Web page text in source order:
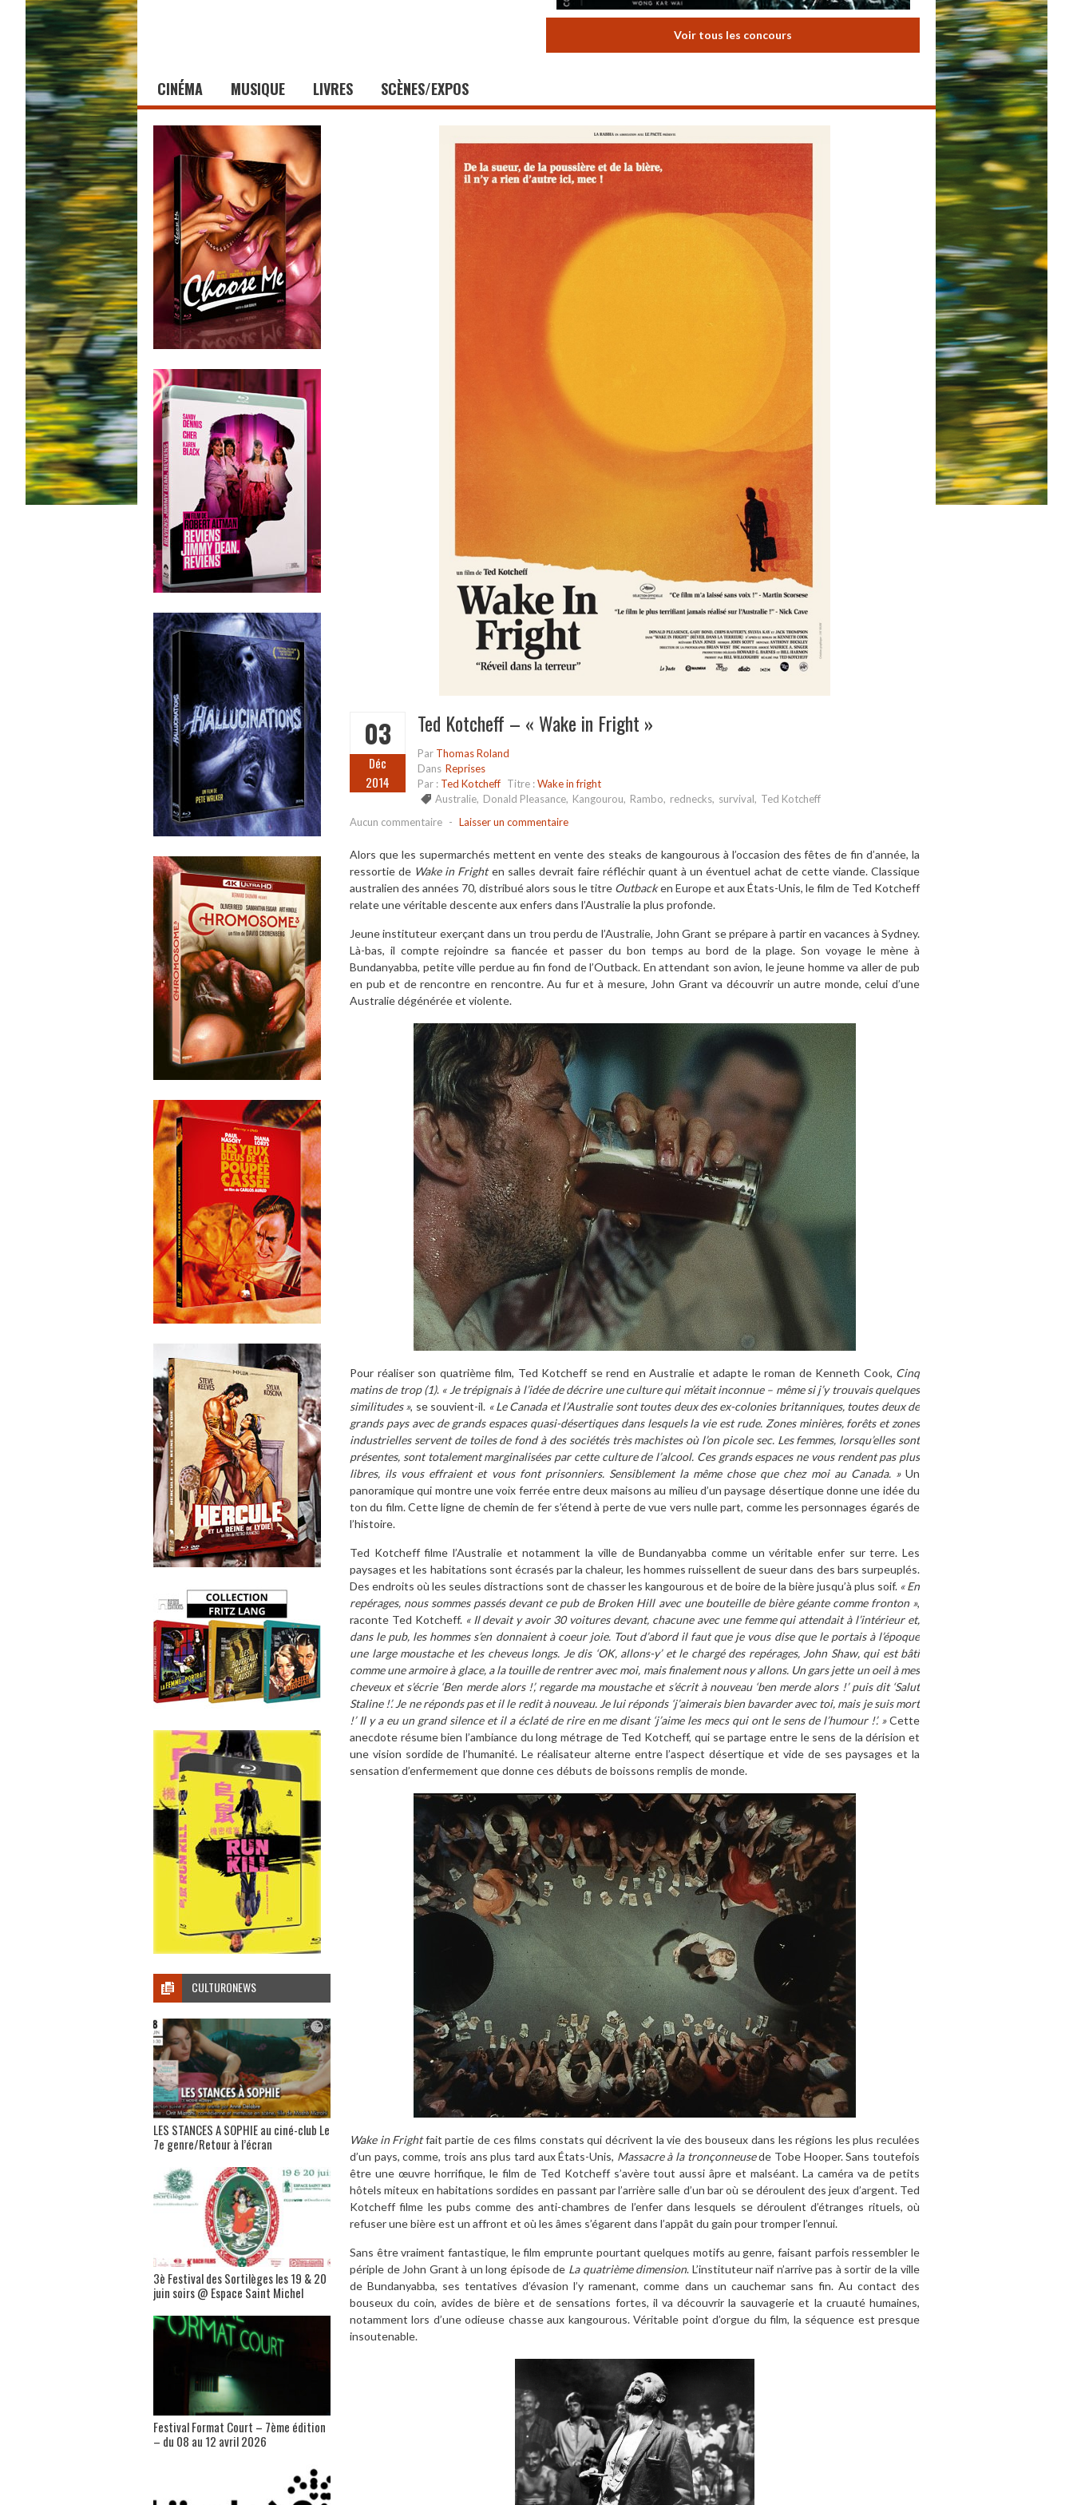
Voir tous les concours
CINÉMA MUSIQUE LIVRES SCÈNES/EXPOS
03
Déc
2014
Ted Kotcheff – « Wake in Fright »
Par Thomas Roland
Dans Reprises
Par : Ted Kotcheff Titre :Wake in fright
Australie, Donald Pleasance, Kangourou, Rambo, rednecks, survival, Ted Kotcheff
Aucun commentaire - Laisser un commentaire
Alors que les supermarchés mettent en vente des steaks de kangourous à l’occasion des fêtes de fin d’année, la
ressortie de Wake in Frighten salles devrait faire réfléchir quant à un éventuel achat de cette viande. Classique
australien des années 70, distribué alors sous le titre Outbacken Europe et aux États-Unis, le film de Ted Kotcheff
relate une véritable descente aux enfers dans l’Australie la plus profonde.
Jeune instituteur exerçant dans un trou perdu de l’Australie, John Grant se prépare à partir en vacances à Sydney.
Là-bas, il compte rejoindre sa fiancée et passer du bon temps au bord de la plage. Son voyage le mène à
Bundanyabba, petite ville perdue au fin fond de l’Outback. En attendant son avion, le jeune homme va aller de pub
en pub et de rencontre en rencontre. Au fur et à mesure, John Grant va découvrir un autre monde, celui d’une
Australie dégénérée et violente.
Pour réaliser son quatrième film, Ted Kotcheff se rend en Australie et adapte le roman de Kenneth Cook, Cinq
matins de trop (1). « Je trépignais à l’idée de décrire une culture qui m’était inconnue – même si j’y trouvais quelques
similitudes », se souvient-il. « Le Canada et l’Australie sont toutes deux des ex-colonies britanniques, toutes deux de
grands pays avec de grands espaces quasi-désertiques dans lesquels la vie est rude. Zones minières, forêts et zones
industrielles servent de toiles de fond à des sociétés très machistes où l’on picole sec. Les femmes, lorsqu’elles sont
présentes, sont totalement marginalisées par cette culture de l’alcool. Ces grands espaces ne vous rendent pas plus
libres, ils vous effraient et vous font prisonniers. Sensiblement la même chose que chez moi au Canada. »Un
panoramique qui montre une voix ferrée entre deux maisons au milieu d’un paysage désertique donne une idée du
ton du film. Cette ligne de chemin de fer s’étend à perte de vue vers nulle part, comme les personnages égarés de
l’histoire.
Ted Kotcheff filme l’Australie et notamment la ville de Bundanyabba comme un véritable enfer sur terre. Les
paysages et les habitations sont écrasés par la chaleur, les hommes ruissellent de sueur dans des bars surpeuplés.
Des endroits où les seules distractions sont de chasser les kangourous et de boire de la bière jusqu’à plus soif. « En
repérages, nous sommes passés devant ce pub de Broken Hill avec une bouteille de bière géante comme fronton »,
raconte Ted Kotcheff. « Il devait y avoir 30 voitures devant, chacune avec une femme qui attendait à l’intérieur et,
dans le pub, les hommes s’en donnaient à coeur joie. Tout d’abord il faut que je vous dise que le portais à l’époque
une large moustache et les cheveus longs. Je dis ‘OK, allons-y’ et le chargé des repérages, John Shaw, qui est bâti
comme une armoire à glace, a la touille de rentrer avec moi, mais finalement nous y allons. Un gars jette un oeil à mes
cheveux et s’écrie ‘Ben merde alors !’, regarde ma moustache et s’écrit à nouveau ‘ben merde alors !’ puis dit ‘Salut
Staline !’. Je ne réponds pas et il le redit à nouveau. Je lui réponds ‘j’aimerais bien bavarder avec toi, mais je suis mort
!’ Il y a eu un grand silence et il a éclaté de rire en me disant ‘j’aime les mecs qui ont le sens de l’humour !’. »Cette
anecdote résume bien l’ambiance du long métrage de Ted Kotcheff, qui se partage entre le sens de la dérision et
une vision sordide de l’humanité. Le réalisateur alterne entre l’aspect désertique et vide de ses paysages et la
sensation d’enfermement que donne ces débuts de boissons remplis de monde.
Wake in Frightfait partie de ces films constats qui décrivent la vie des bouseux dans les régions les plus reculées
d’un pays, comme, trois ans plus tard aux États-Unis, Massacre à la tronçonneusede Tobe Hooper. Sans toutefois
être une œuvre horrifique, le film de Ted Kotcheff s’avère tout aussi âpre et malséant. La caméra va de petits
hôtels miteux en habitations sordides en passant par l’arrière salle d’un bar où se déroulent des jeux d’argent. Ted
Kotcheff filme les pubs comme des anti-chambres de l’enfer dans lesquels se déroulent d’étranges rituels, où
refuser une bière est un affront et où les âmes s’égarent dans l’appât du gain pour tromper l’ennui.
Sans être vraiment fantastique, le film emprunte pourtant quelques motifs au genre, faisant parfois ressembler le
périple de John Grant à un long épisode de La quatrième dimension. L’instituteur naïf n’arrive pas à sortir de la ville
de Bundanyabba, ses tentatives d’évasion l’y ramenant, comme dans un cauchemar sans fin. Au contact des
bouseux du coin, avides de bière et de sensations fortes, il va découvrir la sauvagerie et la cruauté humaines,
notamment lors d’une odieuse chasse aux kangourous. Véritable point d’orgue du film, la séquence est presque
insoutenable.
CULTURONEWS
LES STANCES A SOPHIE au ciné-club Le
7e genre/Retour à l’écran
3è Festival des Sortilèges les 19 & 20
juin soirs @ Espace Saint Michel
Festival Format Court – 7ème édition
– du 08 au 12 avril 2026